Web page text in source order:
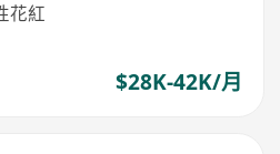
花紅
$28K-42K/月